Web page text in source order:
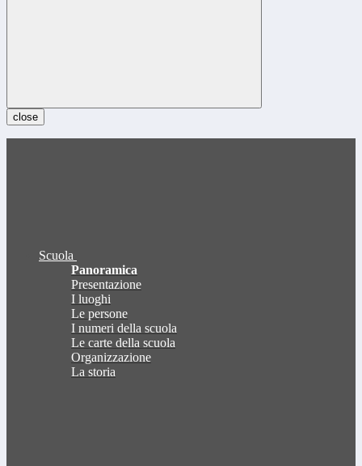
close
Scuola
Panoramica
Presentazione
I luoghi
Le persone
I numeri della scuola
Le carte della scuola
Organizzazione
La storia